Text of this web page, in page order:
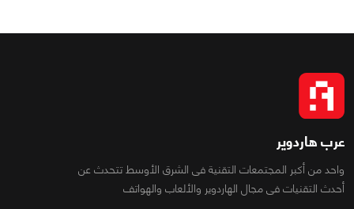
عرب هاردوير
واحد من أكبر المجتمعات التقنية فى الشرق الأوسط تتحدث عن
أحدث التقنيات فى مجال الهاردوير والألعاب والهواتف